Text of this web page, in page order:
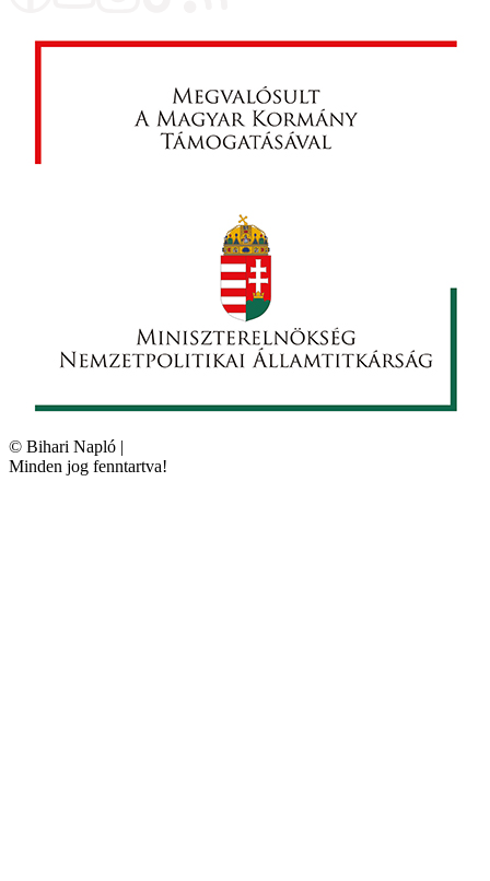
© Bihari Napló |
Minden jog fenntartva!